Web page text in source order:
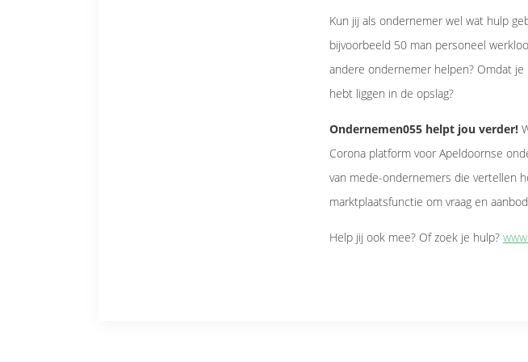
Kun jij als ondernemer wel wat hulp
bijvoorbeeld 50 man personeel
andere ondernemer helpen? Omdat
hebt liggen in de opslag?
Ondernemen055 helpt jou verder!
Corona platform voor Apeldoornse
van mede-ondernemers die vertellen
marktplaatsfunctie om vraag en
Help jij ook mee? Of zoek je hulp?